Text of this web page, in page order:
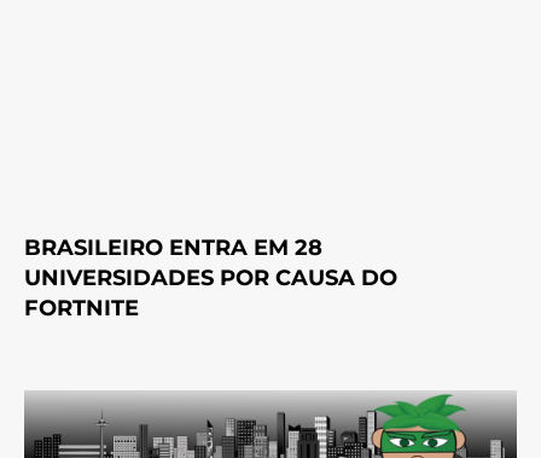
BRASILEIRO ENTRA EM 28
UNIVERSIDADES POR CAUSA DO
FORTNITE